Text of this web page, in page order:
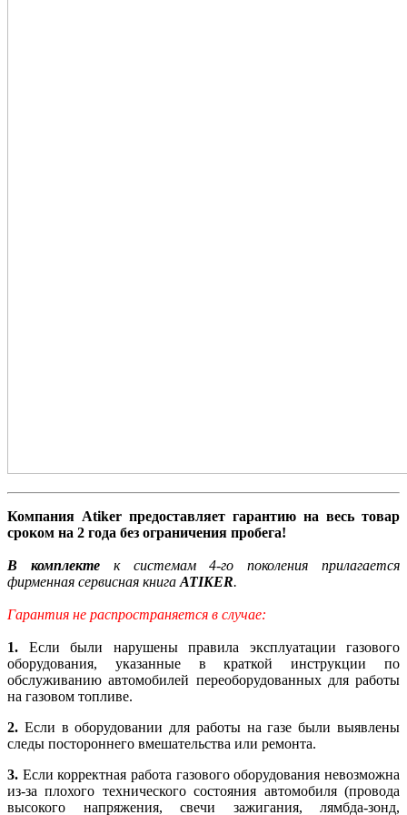
Компания Atiker предоставляет гарантию на весь товар
сроком на 2 года без ограничения пробега!
В комплектек системам 4-го поколения прилагается
фирменная сервисная книга ATIKER.
Гарантия не распространяется в случае:
1. Если были нарушены правила эксплуатации газового
оборудования, указанные в краткой инструкции по
обслуживанию автомобилей переоборудованных для работы
на газовом топливе.
2. Если в оборудовании для работы на газе были выявлены
следы постороннего вмешательства или ремонта.
3. Если корректная работа газового оборудования невозможна
из-за плохого технического состояния автомобиля (провода
высокого напряжения, свечи зажигания, лямбда-зонд,